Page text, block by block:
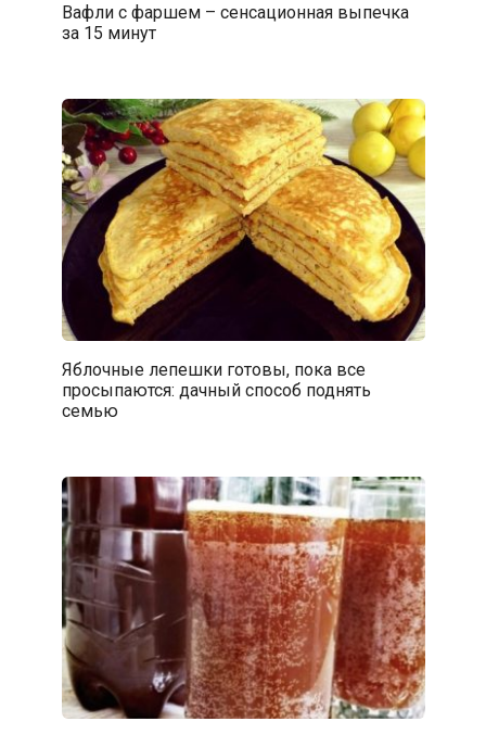
Вафли с фаршем – сенсационная выпечка
за 15 минут
Яблочные лепешки готовы, пока все
просыпаются: дачный способ поднять
семью